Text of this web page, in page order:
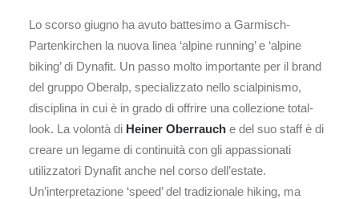
Lo scorso giugno ha avuto battesimo a Garmisch-
Partenkirchen la nuova linea ‘alpine running’ e ‘alpine
biking’ di Dynafit. Un passo molto importante per il brand
del gruppo Oberalp, specializzato nello scialpinismo,
disciplina in cui è in grado di offrire una collezione total-
look. La volontà di Heiner Oberrauch e del suo staff è di
creare un legame di continuità con gli appassionati
utilizzatori Dynafit anche nel corso dell’estate.
Un’interpretazione ‘speed’ del tradizionale hiking, ma